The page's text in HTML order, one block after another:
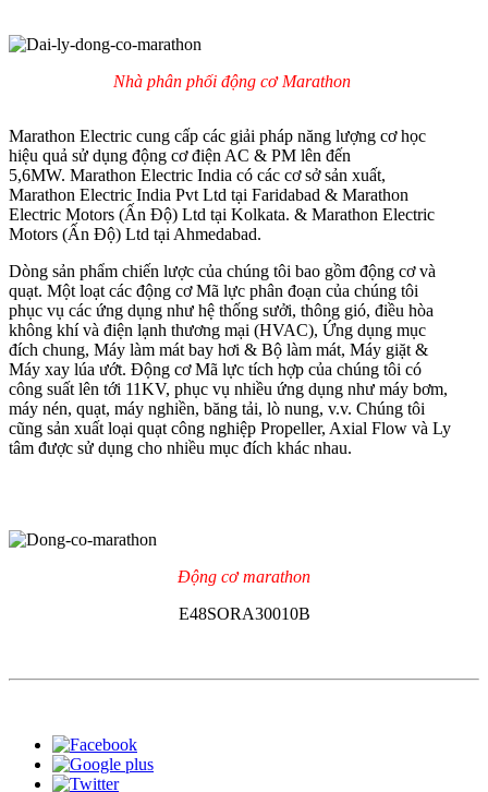
Nhà phân phối động cơ Marathon
Marathon Electric cung cấp các giải pháp năng lượng cơ học
hiệu quả sử dụng động cơ điện AC & PM lên đến
5,6MW. Marathon Electric India có các cơ sở sản xuất,
Marathon Electric India Pvt Ltd tại Faridabad & Marathon
Electric Motors (Ấn Độ) Ltd tại Kolkata. & Marathon Electric
Motors (Ấn Độ) Ltd tại Ahmedabad.
Dòng sản phẩm chiến lược của chúng tôi bao gồm động cơ và
quạt. Một loạt các động cơ Mã lực phân đoạn của chúng tôi
phục vụ các ứng dụng như hệ thống sưởi, thông gió, điều hòa
không khí và điện lạnh thương mại (HVAC), Ứng dụng mục
đích chung, Máy làm mát bay hơi & Bộ làm mát, Máy giặt &
Máy xay lúa ướt. Động cơ Mã lực tích hợp của chúng tôi có
công suất lên tới 11KV, phục vụ nhiều ứng dụng như máy bơm,
máy nén, quạt, máy nghiền, băng tải, lò nung, v.v. Chúng tôi
cũng sản xuất loại quạt công nghiệp Propeller, Axial Flow và Ly
tâm được sử dụng cho nhiều mục đích khác nhau.
Động cơ marathon
E48SORA30010B